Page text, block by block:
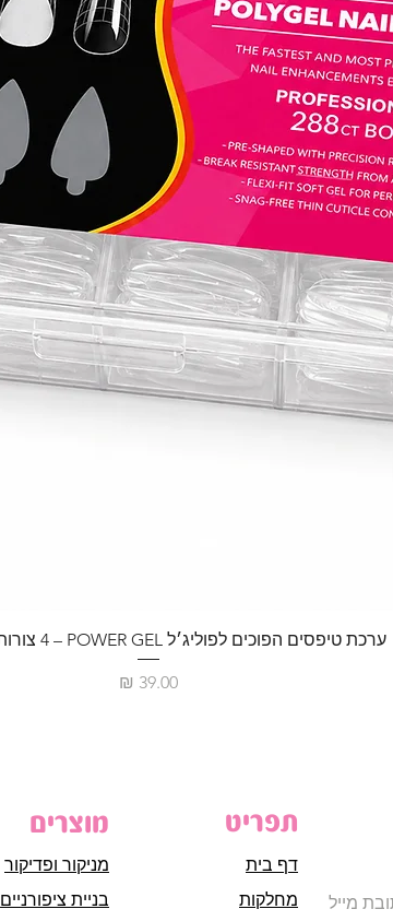
ערכת טיפסים הפוכים לפוליג׳ל POWER GEL – ‏4 צורות רב־פעמיות
מחיר
מוצרים
מניקור ופדיקור
בניית ציפורניים
תפריט
דף בית
מחלקות